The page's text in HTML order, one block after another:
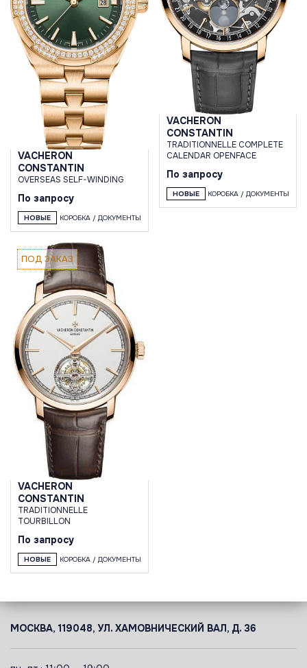
VACHERON
CONSTANTIN
OVERSEAS SELF-WINDING
По запросу
НОВЫЕ КОРОБКА / ДОКУМЕНТЫ
VACHERON
CONSTANTIN
TRADITIONNELLE СOMPLETE
CALENDAR OPENFACE
По запросу
НОВЫЕ КОРОБКА / ДОКУМЕНТЫ
ПОД ЗАКАЗ
VACHERON
CONSTANTIN
TRADITIONNELLE
TOURBILLON
По запросу
НОВЫЕ КОРОБКА / ДОКУМЕНТЫ
МОСКВА, 119048, УЛ. ХАМОВНИЧЕСКИЙ ВАЛ, Д. 36